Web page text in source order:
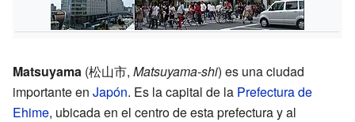
Matsuyama (松山市, Matsuyama-shi) es una ciudad
importante en Japón. Es la capital de la Prefectura de
Ehime, ubicada en el centro de esta prefectura y al